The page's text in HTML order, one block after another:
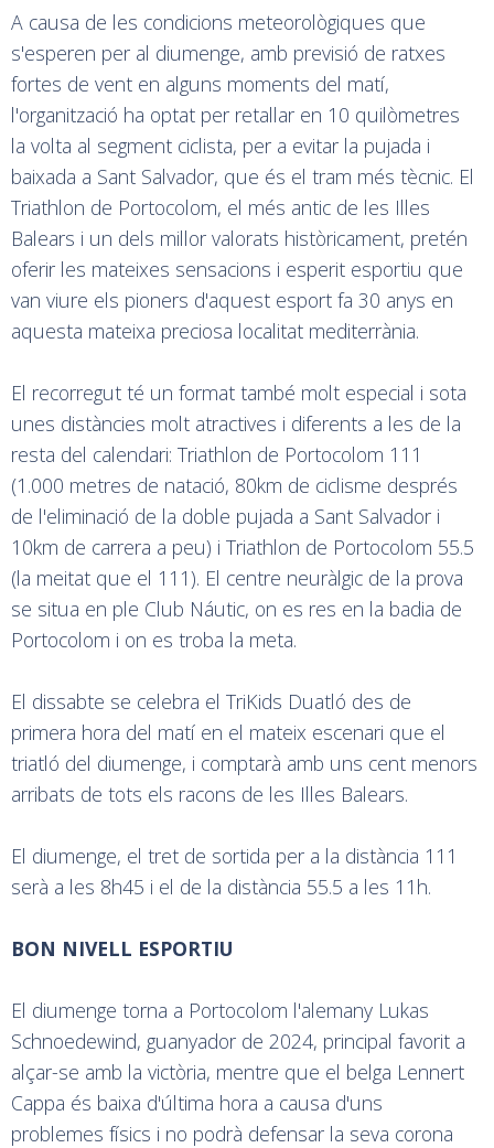
A causa de les condicions meteorològiques que
s'esperen per al diumenge, amb previsió de ratxes
fortes de vent en alguns moments del matí,
l'organització ha optat per retallar en 10 quilòmetres
la volta al segment ciclista, per a evitar la pujada i
baixada a Sant Salvador, que és el tram més tècnic. El
Triathlon de Portocolom, el més antic de les Illes
Balears i un dels millor valorats històricament, pretén
oferir les mateixes sensacions i esperit esportiu que
van viure els pioners d'aquest esport fa 30 anys en
aquesta mateixa preciosa localitat mediterrània.
El recorregut té un format també molt especial i sota
unes distàncies molt atractives i diferents a les de la
resta del calendari: Triathlon de Portocolom 111
(1.000 metres de natació, 80km de ciclisme després
de l'eliminació de la doble pujada a Sant Salvador i
10km de carrera a peu) i Triathlon de Portocolom 55.5
(la meitat que el 111). El centre neuràlgic de la prova
se situa en ple Club Náutic, on es res en la badia de
Portocolom i on es troba la meta.
El dissabte se celebra el TriKids Duatló des de
primera hora del matí en el mateix escenari que el
triatló del diumenge, i comptarà amb uns cent menors
arribats de tots els racons de les Illes Balears.
El diumenge, el tret de sortida per a la distància 111
serà a les 8h45 i el de la distància 55.5 a les 11h.
BON NIVELL ESPORTIU
El diumenge torna a Portocolom l'alemany Lukas
Schnoedewind, guanyador de 2024, principal favorit a
alçar-se amb la victòria, mentre que el belga Lennert
Cappa és baixa d'última hora a causa d'uns
problemes físics i no podrà defensar la seva corona